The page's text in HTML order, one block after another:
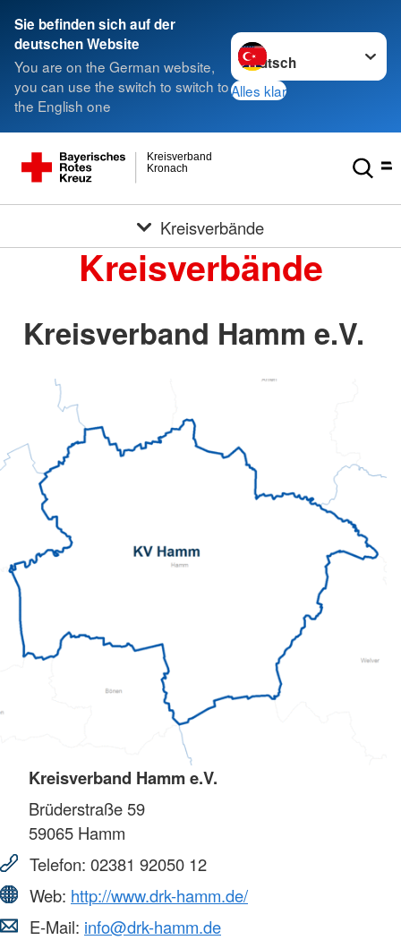
Sie befinden sich auf der
deutschen Website
You are on the German website,
you can use the switch to switch to
the English one
Sprache wechseln zu
Alles klar
Kronach
Kreisverband
Kreisverbände
Kreisverbände
Kreisverband Hamm e.V.
Kreisverband Hamm e.V.
Brüderstraße 59
59065 Hamm
Telefon: 02381 92050 12
Web: http://www.drk-hamm.de/
E-Mail: info@drk-hamm.de